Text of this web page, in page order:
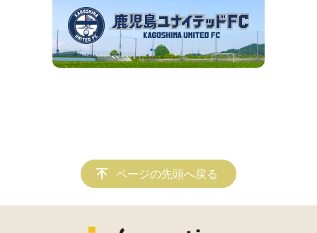
ページの先頭へ戻る